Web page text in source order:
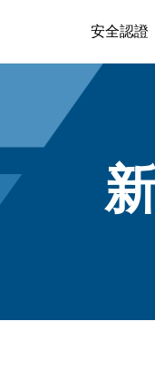
安全認證